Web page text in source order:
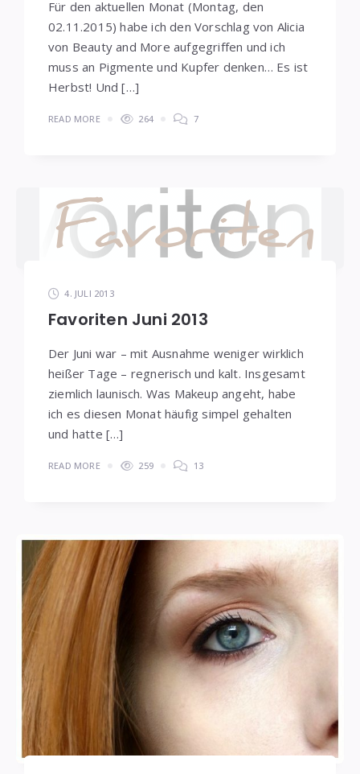
Für den aktuellen Monat (Montag, den
02.11.2015) habe ich den Vorschlag von Alicia
von Beauty and More aufgegriffen und ich
muss an Pigmente und Kupfer denken… Es ist
Herbst! Und […]
READ MORE 264 7
4. JULI 2013
Favoriten Juni 2013
Der Juni war – mit Ausnahme weniger wirklich
heißer Tage – regnerisch und kalt. Insgesamt
ziemlich launisch. Was Makeup angeht, habe
ich es diesen Monat häufig simpel gehalten
und hatte […]
READ MORE 259 13